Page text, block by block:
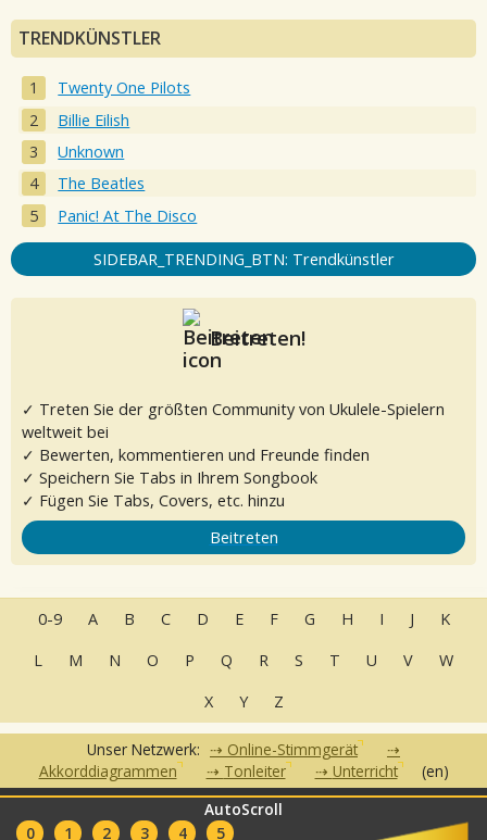
AutoScroll
0
1 2 3 4 5
TRENDKÜNSTLER
Twenty One Pilots
Billie Eilish
Unknown
The Beatles
Panic! At The Disco
SIDEBAR_TRENDING_BTN: Trendkünstler
Beitreten!
✓ Treten Sie der größten Community von Ukulele-Spielern
weltweit bei
✓ Bewerten, kommentieren und Freunde finden
✓ Speichern Sie Tabs in Ihrem Songbook
✓ Fügen Sie Tabs, Covers, etc. hinzu
Beitreten
0-9 A B C D E F G H I J
K
L
M N O P Q R S T U V
W
X
Y Z
Unser Netzwerk:
Online-Stimmgerät
Akkorddiagrammen
Tonleiter Unterricht (en)
Nutzungsbedingungen
Partner•Clubs